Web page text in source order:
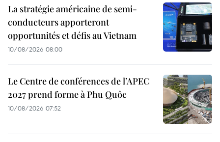
La stratégie américaine de semi-
conducteurs apporteront
opportunités et défis au Vietnam
10/08/2026 08:00
Le Centre de conférences de l’APEC
2027 prend forme à Phu Quôc
10/08/2026 07:52